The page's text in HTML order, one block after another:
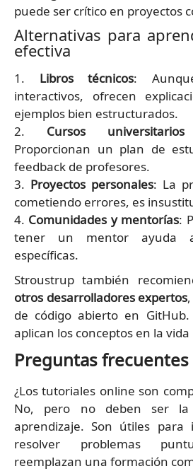
puede ser crítico en proyectos
Alternativas para
efectiva
1. Libros técnicos:
interactivos, ofrecen
ejemplos bien estructurados.
2. Cursos
Proporcionan un plan de
feedback de profesores.
3. Proyectos personales: La
cometiendo errores, es
4. Comunidades y mentorías:
tener un mentor ayuda
específicas.
Stroustrup también
otros desarrolladores expertos
de código abierto en
aplican los conceptos en la
Preguntas frecuentes
¿Los tutoriales online son
No, pero no deben ser
aprendizaje. Son útiles para
resolver problemas
reemplazan una formación